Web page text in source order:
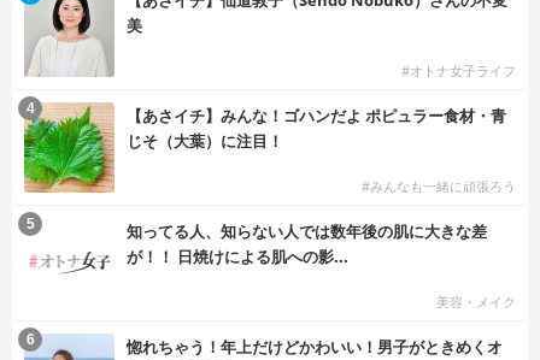
美
#オトナ女子ライフ
【あさイチ】みんな！ゴハンだよ ポピュラー食材・青
じそ（大葉）に注目！
#みんなも一緒に頑張ろう
4
知ってる人、知らない人では数年後の肌に大きな差
が！！ 日焼けによる肌への影...
美容・メイク
5
惚れちゃう！年上だけどかわいい！男子がときめくオ
6